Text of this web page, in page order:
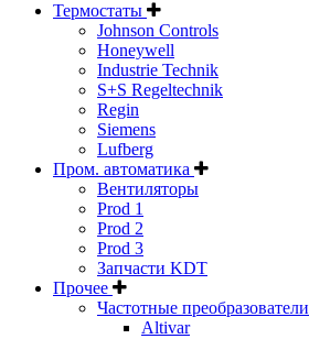
Термостаты
Johnson Controls
Honeywell
Industrie Technik
S+S Regeltechnik
Regin
Siemens
Lufberg
Пром. автоматика
Вентиляторы
Prod 1
Prod 2
Prod 3
Запчасти KDT
Прочее
Частотные преобразователи
Altivar